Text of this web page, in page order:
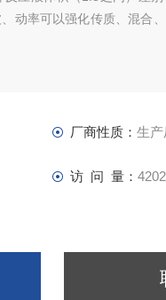
动率可以强化传质、混合
厂商性质： 生产
访 问 量： 4202